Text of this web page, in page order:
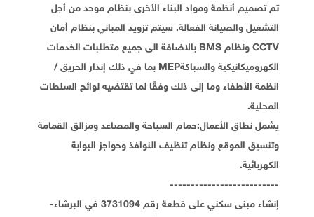
تم تصميم أنظمة ومواد البناء الأخرى بنظام موحد من أجل
التشغيل والصيانة الفعالة. سيتم تزويد المباني بنظام أمان
CCTV ونظام BMS بالاضافة الى جميع متطلبات الخدمات
الكهروميكانيكية والسباكةMEP بما في ذلك إنذار الحريق /
انظمة الأطفاء وما إلى ذلك وفقًا لما تقتضيه لوائح السلطات
المحلية.
يشمل نطاق الأعمال:حمام السباحة والمصاعد ومزالق القمامة
وتنسيق الموقع ونظام تنظيف النوافذ وحواجز البوابة
الكهربائية.
--------------------------
إنشاء مبنى سكني على قطعة رقم 3731094 في البرشاء-